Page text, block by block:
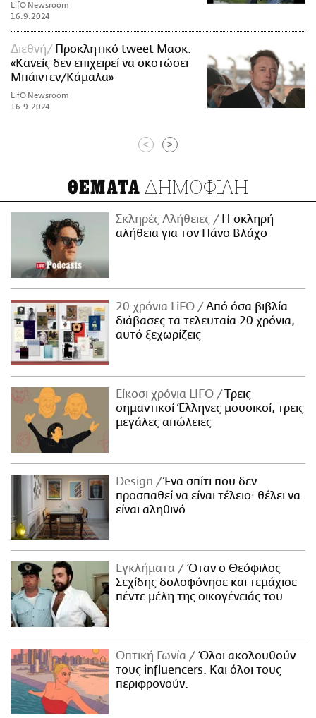
LifO Newsroom
16.9.2024
Διεθνή
Προκλητικό tweet Μασκ:
«Κανείς δεν επιχειρεί να σκοτώσει
Μπάιντεν/Κάμαλα»
LifO Newsroom
16.9.2024
< >
ΘΕΜΑΤΑ ΔΗΜΟΦΙΛΗ
Σκληρές Αλήθειες
H σκληρή
αλήθεια για τον Πάνο Βλάχο
20 χρόνια LiFO
Από όσα βιβλία
διάβασες τα τελευταία 20 χρόνια,
αυτό ξεχωρίζεις
Είκοσι χρόνια LIFO
Tρεις
σημαντικοί Έλληνες μουσικοί, τρεις
μεγάλες απώλειες
Design
Ένα σπίτι που δεν
προσπαθεί να είναι τέλειο· θέλει να
είναι αληθινό
Εγκλήματα
Όταν ο Θεόφιλος
Σεχίδης δολοφόνησε και τεμάχισε
πέντε μέλη της οικογένειάς του
Οπτική Γωνία
Όλοι ακολουθούν
τους influencers. Και όλοι τους
περιφρονούν.